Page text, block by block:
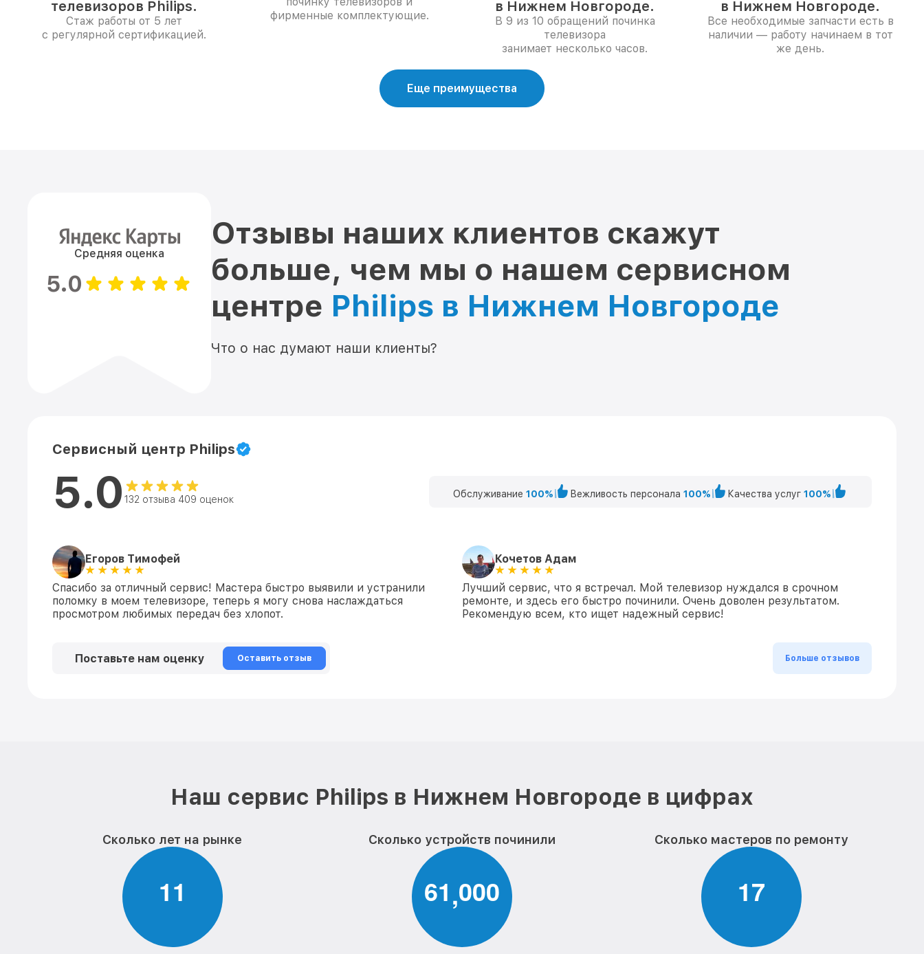
телевизоров Philips.
Стаж работы от 5 лет
с регулярной сертификацией.
фирменные комплектующие.
в Нижнем Новгороде.
В 9 из 10 обращений починка
телевизора
занимает несколько часов.
в Нижнем Новгороде.
Все необходимые запчасти есть в
наличии — работу начинаем в тот
же день.
Еще преимущества
Средняя оценка
5.0
Отзывы наших клиентов скажут
больше, чем мы о нашем сервисном
центре Philips в Нижнем Новгороде
Что о нас думают наши клиенты?
Сервисный центр Philips
5.0 132 отзыва 409 оценок Обслуживание 100% Вежливость персонала 100% Качества услуг 100%
Егоров Тимофей
Спасибо за отличный сервис! Мастера быстро выявили и устранили
поломку в моем телевизоре, теперь я могу снова наслаждаться
просмотром любимых передач без хлопот.
Кочетов Адам
Лучший сервис, что я встречал. Мой телевизор нуждался в срочном
ремонте, и здесь его быстро починили. Очень доволен результатом.
Рекомендую всем, кто ищет надежный сервис!
Поставьте нам оценку Оставить отзыв Больше отзывов
Наш сервис Philips в Нижнем Новгороде в цифрах
Сколько лет на рынке
11
Сколько устройств починили
61,000
Сколько мастеров по ремонту
17